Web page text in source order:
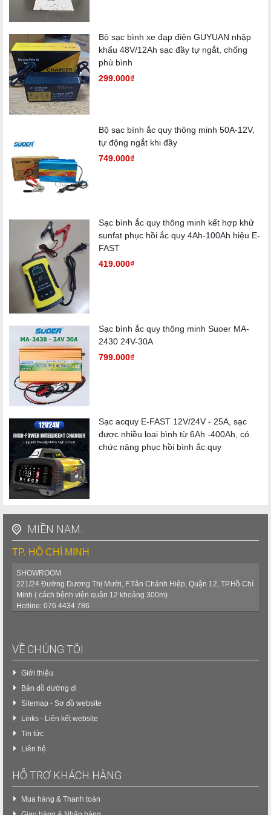
✅Năng lượng tái tạo
✅Xe điện – xe nâng – xe golf : đảm bảo dòng nạp mạnh
mẽ, rút ngắn thời gian chờ.
✅Tàu thuyền điện, xuồng du lịch
lượng nhanh, bền bỉ.
✅UPS, Inverter công suất lớn
✅
Máy chà sàn, xe dọn vệ sinh công nghiệp
4. Lợi ích khi sử dụng
Tiết kiệm chi phí nhờ hiệu suất cao, giảm hao hụt điện năng.
Rút ngắn thời gian sạc, tăng tính linh hoạt cho thiết bị.
An toàn cho người dùng và hệ thống điện.
5. Thông số kỹ thuật tham khảo
Điện áp vào: 220V AC / 50Hz
Điện áp ra: 24V DC (chuẩn LiFePO4) – Ngắt sạc ở 29,2V
Dòng sạc: 50A
Công suất: ~1200W
Hiệu suất: ≥ 90%
Chế độ bảo vệ: quá dòng, quá áp, ngắn mạch, ngược cực,
quá nhiệt
Kiểu làm mát: quạt tản nhiệt thông minh
Kích thước: gọn nhẹ, dễ di chuyển
Bảo hành: 12 tháng
Bộ sạc bình xe đạp điện GUYUAN nhập
khẩu 48V/12Ah sạc đầy tự ngắt, chống
phù bình
299.000₫
Bộ sạc bình ắc quy thông minh 50A-12V,
tự động ngắt khi đầy
749.000₫
Sạc bình ắc quy thông minh kết hợp khử
sunfat phục hồi ắc quy 4Ah-100Ah hiệu E-
FAST
419.000₫
Sạc bình ắc quy thông minh Suoer MA-
2430 24V-30A
799.000₫
Sạc acquy E-FAST 12V/24V - 25A, sạc
được nhiều loại bình từ 6Ah -400Ah, có
chức năng phục hồi bình ắc quy
MIỀN NAM.
TP. HỒ CHÍ MINH
SHOWROOM
221/24 Đường Dương Thị Mười, F.Tân Chánh Hiệp, Quận 12, TP.Hồ Chí
Minh ( cách bệnh viện quận 12 khoảng 300m)
Hotline: 076 4434 786
VỀ CHÚNG TÔI
Giới thiệu
Bản đồ đường đi
Sitemap - Sơ đồ website
Links - Liên kết website
Tin tức
Liên hệ
HỖ TRỢ KHÁCH HÀNG
Mua hàng & Thanh toán